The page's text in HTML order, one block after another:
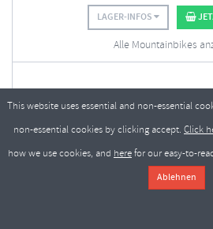
LAGER-INFOS
Alle Mountainbikes
This website uses essential and non-essential
non-essential cookies by clicking accept. Click
how we use cookies, and herefor our easy-to-